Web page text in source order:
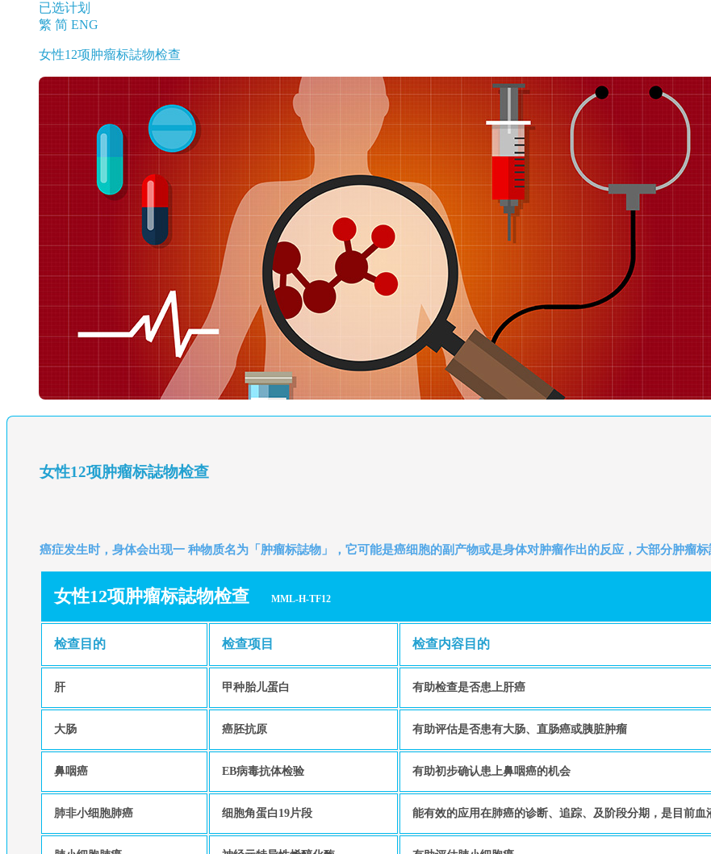
已选计划
繁 简 ENG
女性12项肿瘤标誌物检查
女性12项肿瘤标誌物检查
癌症发生时，身体会出现一 种物质名为「肿瘤标誌物」，它可能是癌细胞的副产物或是身体对肿瘤作出的反应，大部分肿瘤标
女性12项肿瘤标誌物检查 MML-H-TF12
检查目的 检查项目 检查内容目的
肝 甲种胎儿蛋白 有助检查是否患上肝癌
大肠 癌胚抗原 有助评估是否患有大肠、直肠癌或胰脏肿瘤
鼻咽癌 EB病毒抗体检验 有助初步确认患上鼻咽癌的机会
肺非小细胞肺癌 细胞角蛋白19片段 能有效的应用在肺癌的诊断、追踪、及阶段分期，是目前